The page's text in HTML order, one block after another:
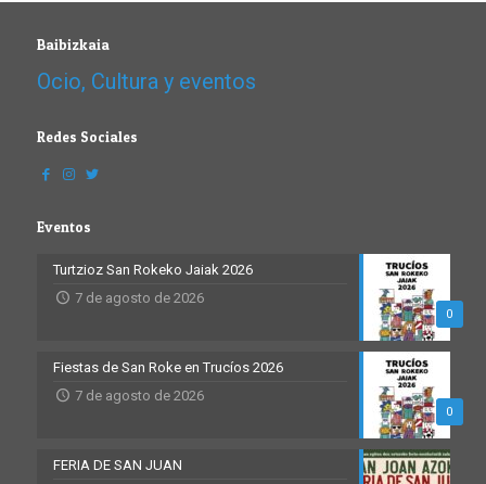
Baibizkaia
Ocio, Cultura y eventos
Redes Sociales
Eventos
0
Turtzioz San Rokeko Jaiak 2026
7 de agosto de 2026
0
Fiestas de San Roke en Trucíos 2026
7 de agosto de 2026
FERIA DE SAN JUAN